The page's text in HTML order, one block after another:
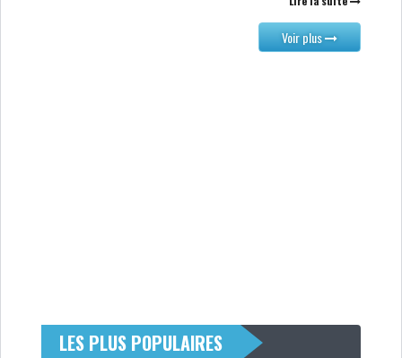
Voir plus
LES PLUS POPULAIRES